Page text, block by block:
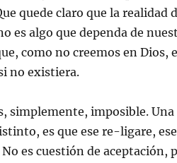
quede claro que la
es algo que dependa de
como no creemos en
no existiera.
simplemente, imposible.
es que ese re-ligare,
es cuestión de aceptación,